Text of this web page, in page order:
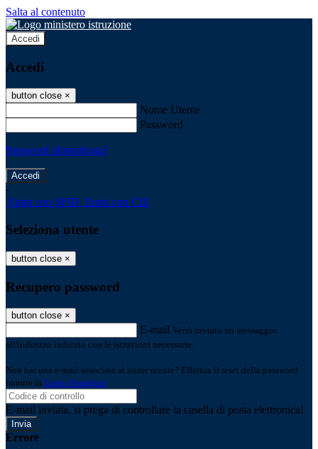
Salta al contenuto
Accedi
Accedi
button close ×
Nome Utente
Password
Password dimenticata?
-
Entra con SPID Entra con CIE
Seleziona utente
button close ×
Recupero password
button close ×
E-mail Verrà inviato un messaggio
all'indirizzo indicato con le istruzioni necessarie.
Non hai una e-mail associata al nome utente? Effettua il reset della password
tramite la Login Spaggiari
E-mail inviata, si prega di controllare la casella di posta elettronica!
Errore